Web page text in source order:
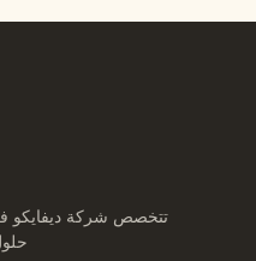
تتخصص شركة ديفايكو